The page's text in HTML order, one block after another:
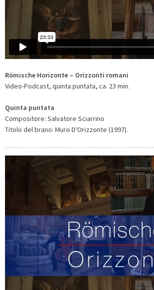
Römische Horizonte – Orizzonti romani
Video-Podcast, quinta puntata, ca. 23 min.
Quinta puntata
Compositore: Salvatore Sciarrino
Titolo del brano: Muro D'Orizzonte (1997).